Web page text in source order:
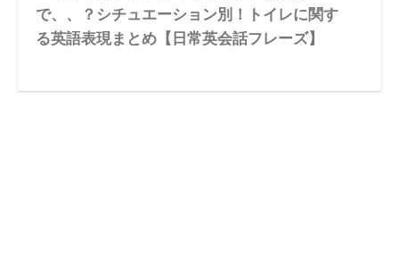
で、、？シチュエーション別！トイレに関す
る英語表現まとめ【日常英会話フレーズ】